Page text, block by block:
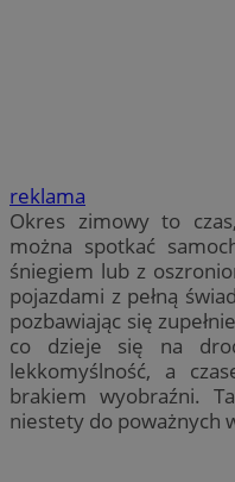
reklama
Okres zimowy to
można spotkać
śniegiem lub z
pojazdami z pełną
pozbawiając się
co dzieje się na
lekkomyślność, a
brakiem wyobraźni.
niestety do poważnych